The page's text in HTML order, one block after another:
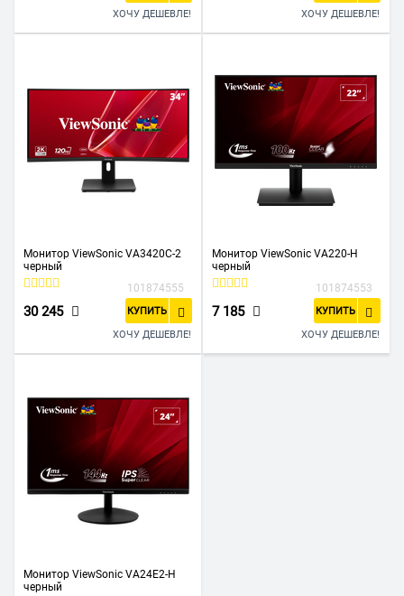
ХОЧУ ДЕШЕВЛЕ! ХОЧУ ДЕШЕВЛЕ!
Монитор ViewSonic VA3420C-2
черный
101874555
30 245 КУПИТЬ
ХОЧУ ДЕШЕВЛЕ!
Монитор ViewSonic VA220-H
черный
101874553
7 185 КУПИТЬ
ХОЧУ ДЕШЕВЛЕ!
Монитор ViewSonic VA24E2-H
черный